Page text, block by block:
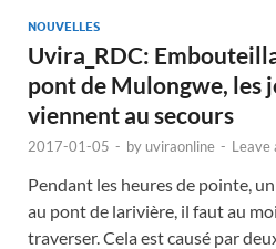
NOUVELLES
Uvira_RDC:
pont de Mulongwe, les
viennent au secours
2017-01-05 - byuviraonline - Leave
Pendant les heures de pointe,
au pont de larivière, il faut au
traverser. Cela est causé par